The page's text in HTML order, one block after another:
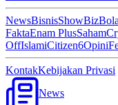
NewsBisnisShowBizBola
FaktaEnam PlusSaham
OffIslamiCitizen6Opini
KontakKebijakan Privasi
News